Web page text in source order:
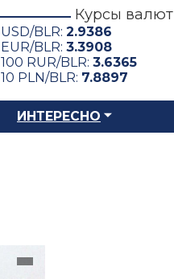
Курсы валют
USD/BLR: 2.9386
EUR/BLR: 3.3908
100 RUR/BLR: 3.6365
10 PLN/BLR: 7.8897
ИНТЕРЕСНО